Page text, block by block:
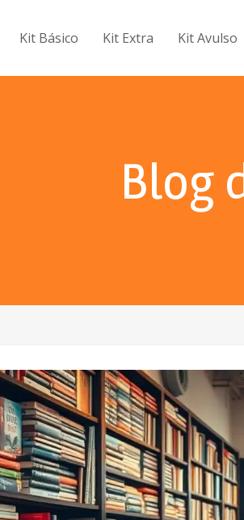
Kit Básico Kit Extra Kit Avulso
Blog